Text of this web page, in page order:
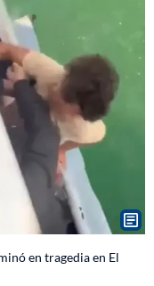
en tragedia en El